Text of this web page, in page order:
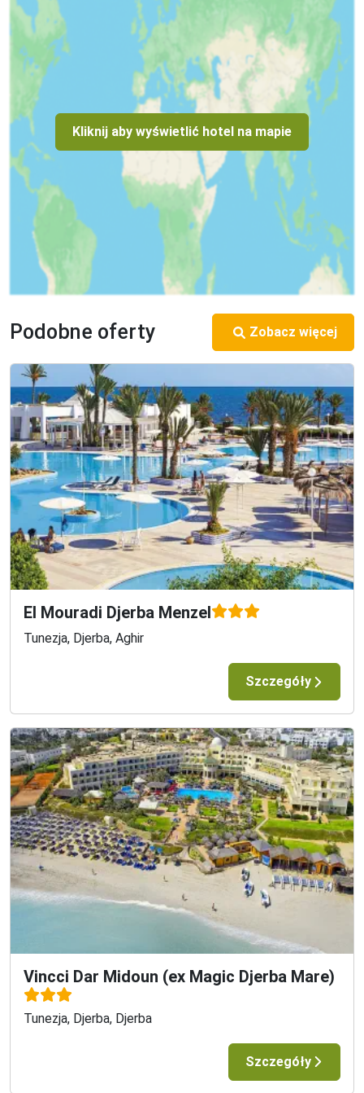
Kliknij aby wyświetlić hotel na mapie
Podobne oferty Zobacz więcej
El Mouradi Djerba Menzel
Tunezja, Djerba, Aghir
Szczegóły
Vincci Dar Midoun (ex Magic Djerba Mare)
Tunezja, Djerba, Djerba
Szczegóły